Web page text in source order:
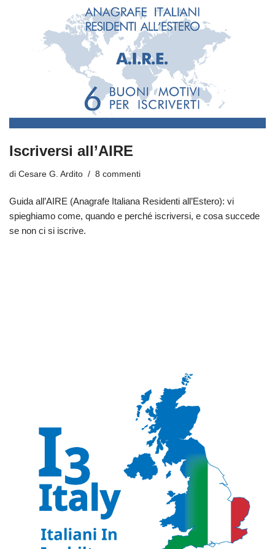
Iscriversi all’AIRE
di Cesare G. Ardito 8 commenti
Guida all’AIRE (Anagrafe Italiana Residenti all’Estero): vi
spieghiamo come, quando e perché iscriversi, e cosa succede
se non ci si iscrive.